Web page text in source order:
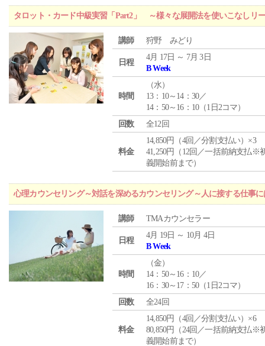
タロット・カード中級実習「Part2」 ～様々な展開法を使いこなしリ
講師 狩野 みどり
日程
4月 17日 ～ 7月 3日
B Week
時間
（水）
13：10～14：30／
14：50～16：10（1日2コマ）
回数
全12回
料金
14,850円（4回／分割支払い）×3
41,250円（12回／一括前納支払※
義開始前まで）
心理カウンセリング～対話を深めるカウンセリング～人に接する仕事
講師 TMAカウンセラー
日程
4月 19日 ～ 10月 4日
B Week
時間
（金）
14：50～16：10／
16：30～17：50（1日2コマ）
回数
全24回
料金
14,850円（4回／分割支払い）×6
80,850円（24回／一括前納支払※
義開始前まで）